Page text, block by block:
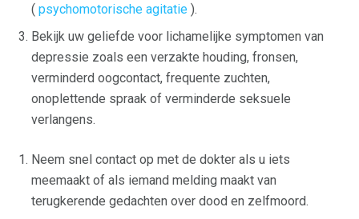
( psychomotorische agitatie ).
Bekijk uw geliefde voor lichamelijke symptomen van
depressie zoals een verzakte houding, fronsen,
verminderd oogcontact, frequente zuchten,
onoplettende spraak of verminderde seksuele
verlangens.
Neem snel contact op met de dokter als u iets
meemaakt of als iemand melding maakt van
terugkerende gedachten over dood en zelfmoord.